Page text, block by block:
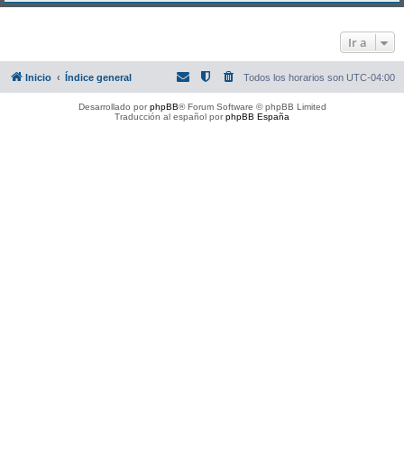
Ir a
Inicio Índice general Todos los horarios son UTC-04:00
Desarrollado porphpBB® Forum Software © phpBB Limited
Traducción al español porphpBB España